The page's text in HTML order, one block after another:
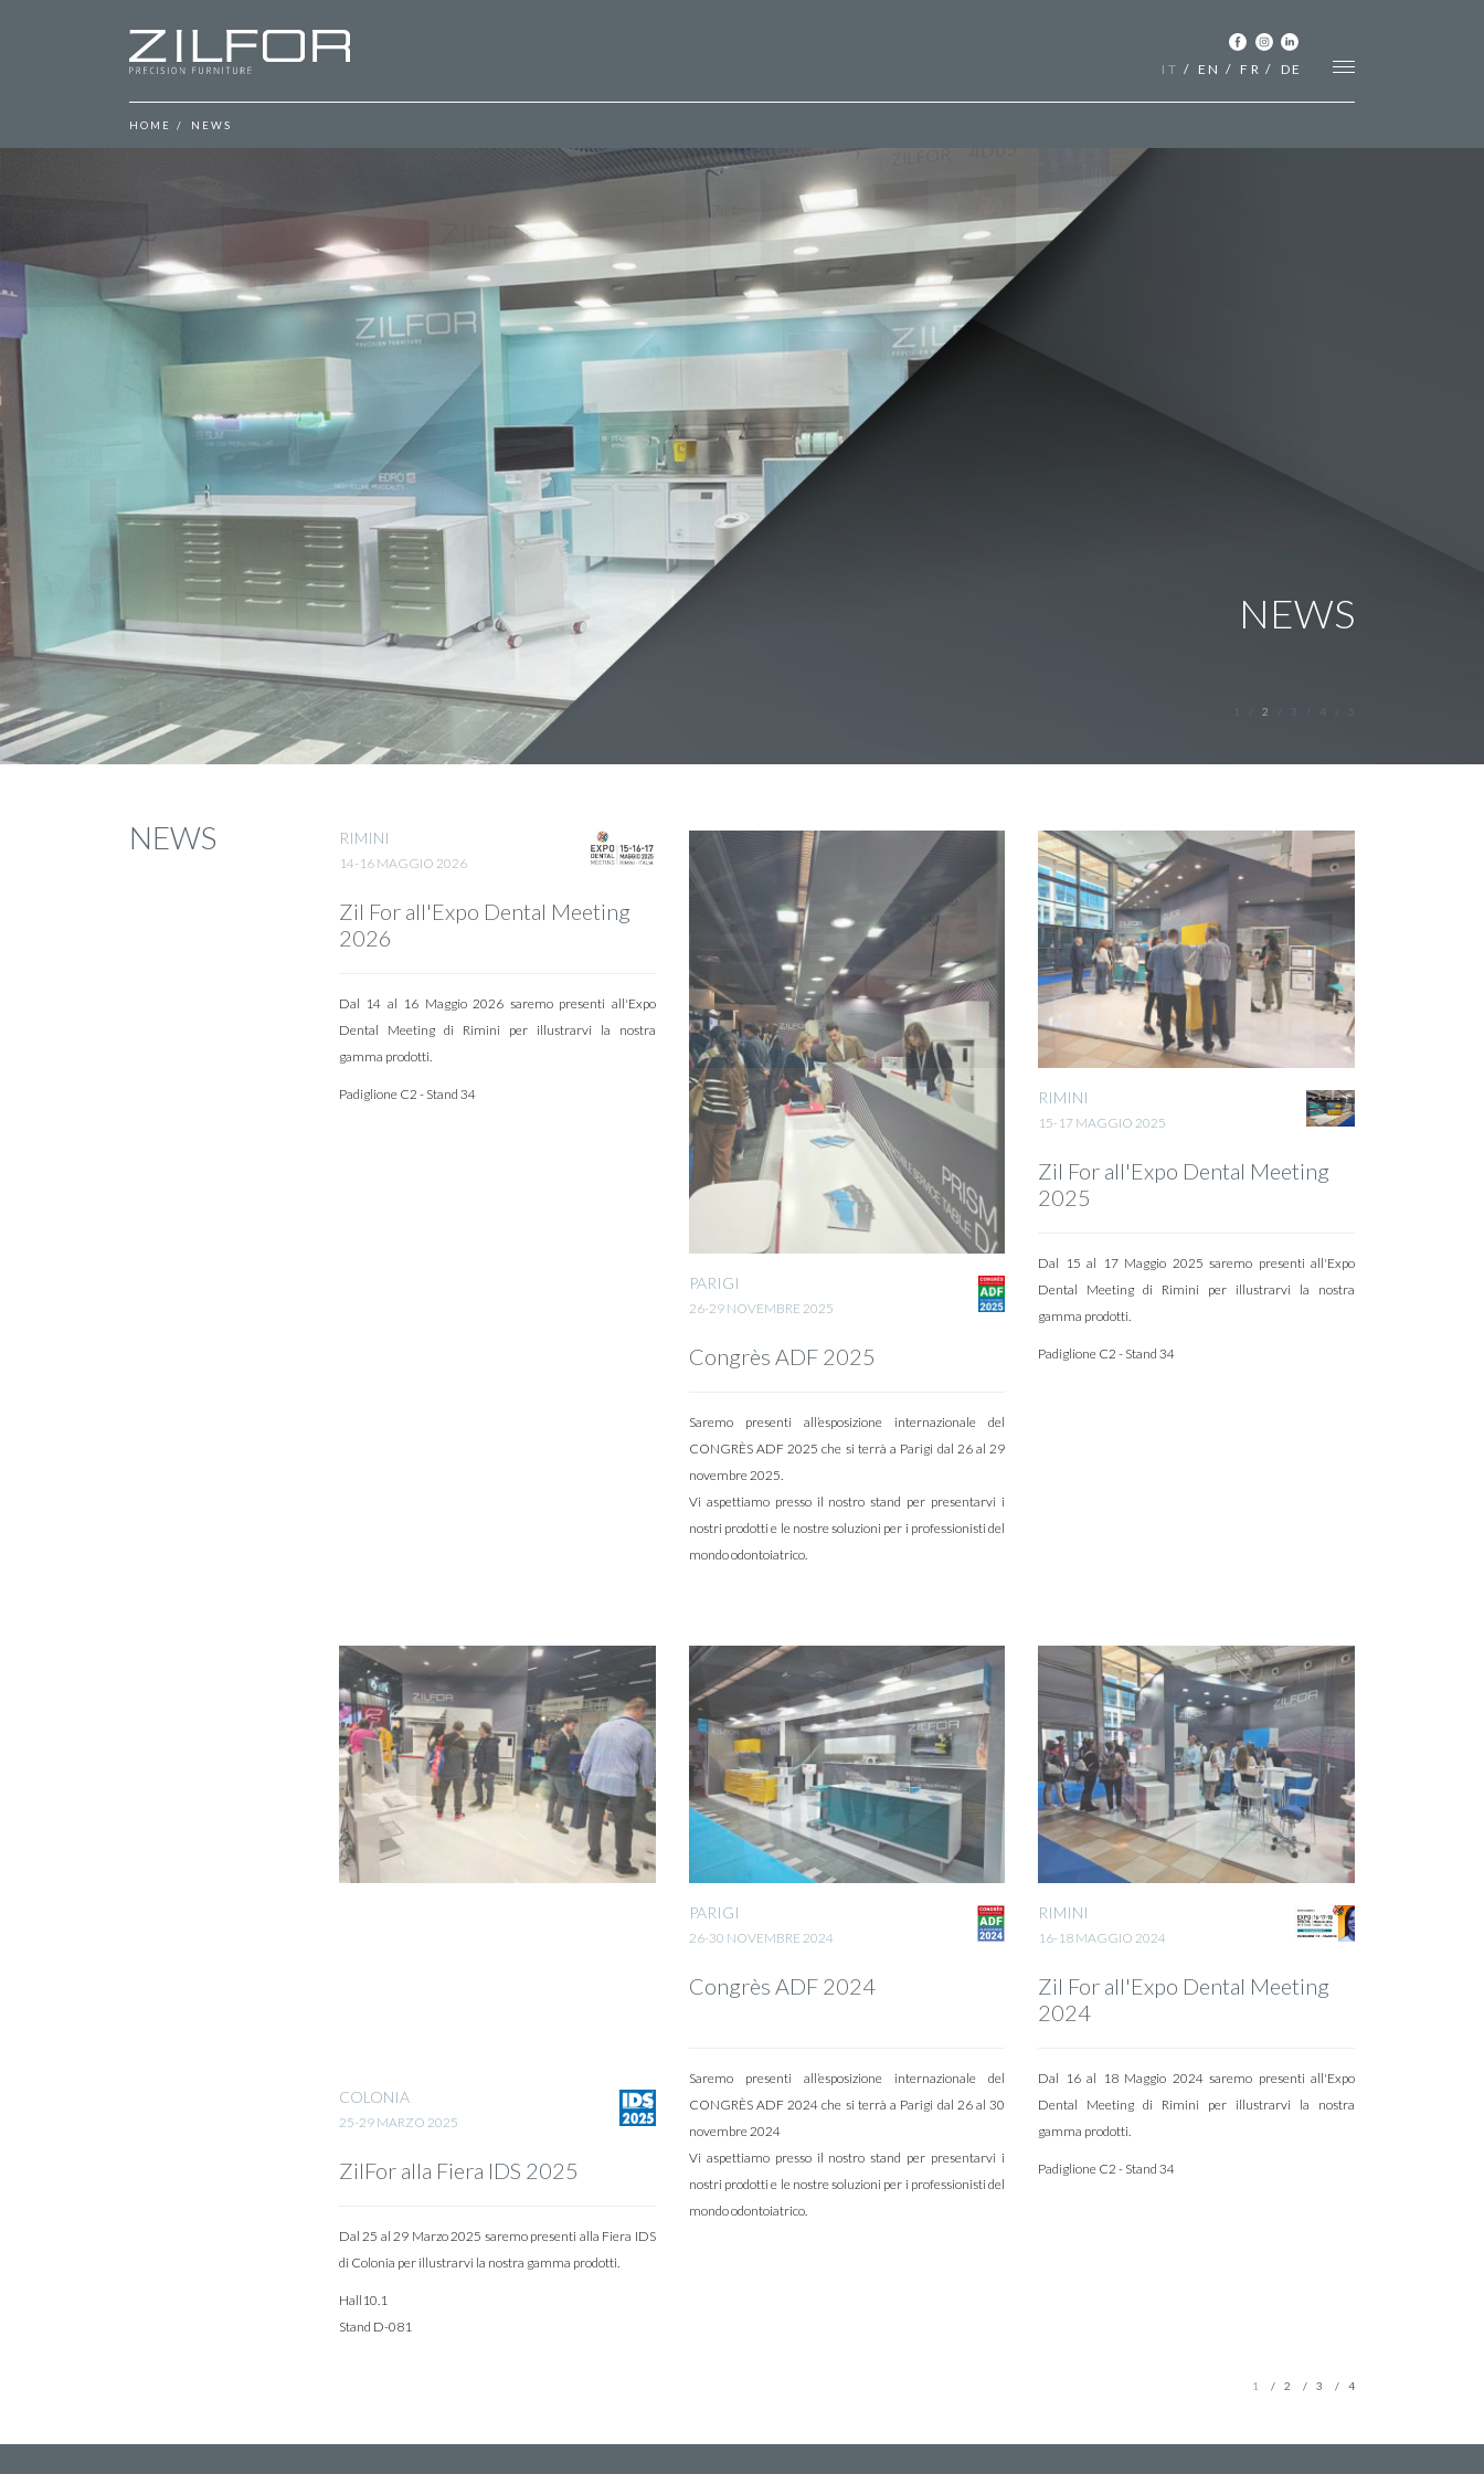
IT EN FR DE
HOME NEWS
2 4
NEWS
NEWS RIMINI
14-16 MAGGIO 2026
Zil For all'Expo Dental Meeting
2026
Dal 14 al 16 Maggio 2026 saremo presenti all'Expo
Dental Meeting di Rimini per illustrarvi la nostra
gamma prodotti.
Padiglione C2 - Stand 34
PARIGI
26-29 NOVEMBRE 2025
Congrès ADF 2025
Saremo presenti all’esposizione internazionale del
CONGRÈS ADF 2025 che si terrà a Parigi dal 26 al 29
novembre 2025.
Vi aspettiamo presso il nostro stand per presentarvi i
nostri prodotti e le nostre soluzioni per i professionisti del
mondo odontoiatrico.
RIMINI
15-17 MAGGIO 2025
Zil For all'Expo Dental Meeting
2025
Dal 15 al 17 Maggio 2025 saremo presenti all'Expo
Dental Meeting di Rimini per illustrarvi la nostra
gamma prodotti.
Padiglione C2 - Stand 34
COLONIA
25-29 MARZO 2025
ZilFor alla Fiera IDS 2025
Dal 25 al 29 Marzo 2025 saremo presenti alla Fiera IDS
di Colonia per illustrarvi la nostra gamma prodotti.
Hall10.1
Stand D-081
PARIGI
26-30 NOVEMBRE 2024
Congrès ADF 2024
Saremo presenti all’esposizione internazionale del
CONGRÈS ADF 2024 che si terrà a Parigi dal 26 al 30
novembre 2024
Vi aspettiamo presso il nostro stand per presentarvi i
nostri prodotti e le nostre soluzioni per i professionisti del
mondo odontoiatrico.
RIMINI
16-18 MAGGIO 2024
Zil For all'Expo Dental Meeting
2024
Dal 16 al 18 Maggio 2024 saremo presenti all'Expo
Dental Meeting di Rimini per illustrarvi la nostra
gamma prodotti.
Padiglione C2 - Stand 34
1 2 3 4